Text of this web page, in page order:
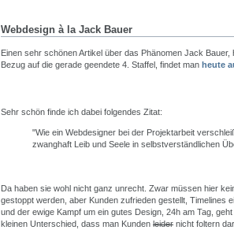
Webdesign à la Jack Bauer
Einen sehr schönen Artikel über das Phänomen Jack Bauer,
Bezug auf die gerade geendete 4. Staffel, findet man heute
Sehr schön finde ich dabei folgendes Zitat:
"Wie ein Webdesigner bei der Projektarbeit
zwanghaft Leib und Seele in selbstverständlichen
Da haben sie wohl nicht ganz unrecht. Zwar müssen hier
gestoppt werden, aber Kunden zufrieden gestellt, Timelines
und der ewige Kampf um ein gutes Design, 24h am Tag,
kleinen Unterschied, dass man Kunden leider nicht foltern